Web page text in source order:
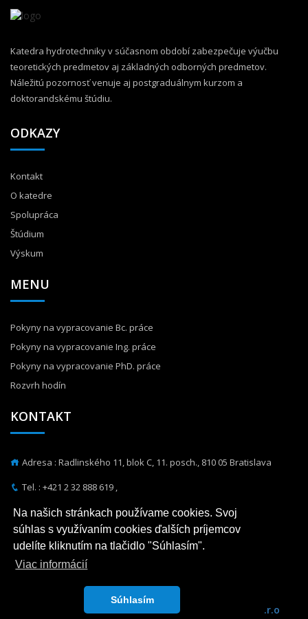
Na našich stránkach používame cookies. Svoj
súhlas s využívaním cookies ďalších príjemcov
udelíte kliknutím na tlačidlo "Súhlasím".
Viac informácií
Súhlasím
Katedra hydrotechniky v súčasnom období zabezpečuje výučbu
teoretických predmetov aj základných odborných predmetov.
Náležitú pozornosť venuje aj postgraduálnym kurzom a
doktorandskému štúdiu.
ODKAZY
Kontakt
O katedre
Spolupráca
Štúdium
Výskum
MENU
Pokyny na vypracovanie Bc. práce
Pokyny na vypracovanie Ing. práce
Pokyny na vypracovanie PhD. práce
Rozvrh hodín
KONTAKT
Adresa : Radlinského 11, blok C, 11. posch., 810 05 Bratislava
Tel. : +421 2 32 888 619 ,
E-mail : martin.orfanus@stuba.sk
Katedra hydrotechniky © 2026 Realizácia Fusion IS, s.r.o